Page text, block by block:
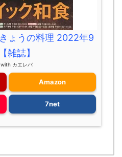
ょうの料理 2022年9
雑誌】
カエレバ
Amazon
7net